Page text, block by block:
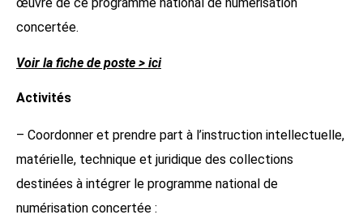
concertée.
Voir la fiche de poste > ici
Activités
– Coordonner et prendre part à l’instruction intellectuelle,
matérielle, technique et juridique des collections
destinées à intégrer le programme national de
numérisation concertée :